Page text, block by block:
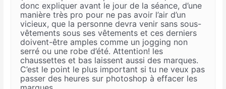
donc expliquer avant le jour de la séance, d’une
manière très pro pour ne pas avoir l’air d’un
vicieux, que la personne devra venir sans sous-
vêtements sous ses vêtements et ces derniers
doivent-être amples comme un jogging non
serré ou une robe d’été. Attention! les
chaussettes et bas laissent aussi des marques.
C’est le point le plus important si tu ne veux pas
passer des heures sur photoshop à effacer les